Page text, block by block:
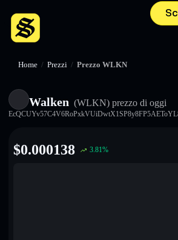
Home / Prezzi / Prezzo WLKN
Walken (WLKN) prezzo di oggi
$0.000138 3.81%